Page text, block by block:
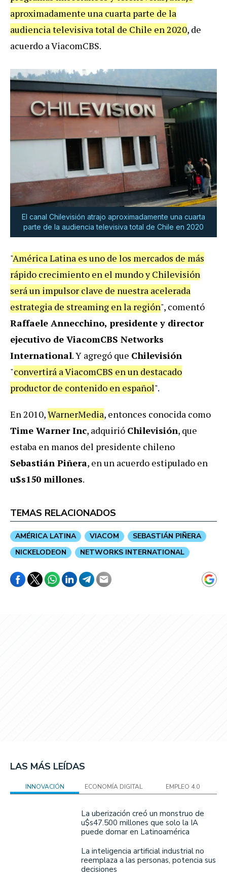
aproximadamente una cuarta parte de la
audiencia televisiva total de Chile en 2020, de
acuerdo a ViacomCBS.
El canal Chilevisión atrajo aproximadamente una cuarta
parte de la audiencia televisiva total de Chile en 2020
"América Latina es uno de los mercados de más
rápido crecimiento en el mundo y Chilevisión
será un impulsor clave de nuestra acelerada
estrategia de streaming en la región", comentó
Raffaele Annecchino, presidente y director
ejecutivo de ViacomCBS Networks
International. Y agregó que Chilevisión
"convertirá a ViacomCBS en un destacado
productor de contenido en español".
En 2010,WarnerMedia, entonces conocida como
Time Warner Inc, adquirió Chilevisión, que
estaba en manos del presidente chileno
Sebastián Piñera, en un acuerdo estipulado en
u$s150 millones.
TEMAS RELACIONADOS
AMÉRICA LATINA VIACOM
SEBASTIÁN PIÑERA
NICKELODEON
NETWORKS INTERNATIONAL
LAS MÁS LEÍDAS
INNOVACIÓN ECONOMÍA DIGITAL EMPLEO 4.0
La uberización creó un monstruo de
u$s47.500 millones que solo la IA
puede domar en Latinoamérica
La inteligencia artificial industrial no
reemplaza a las personas, potencia sus
decisiones